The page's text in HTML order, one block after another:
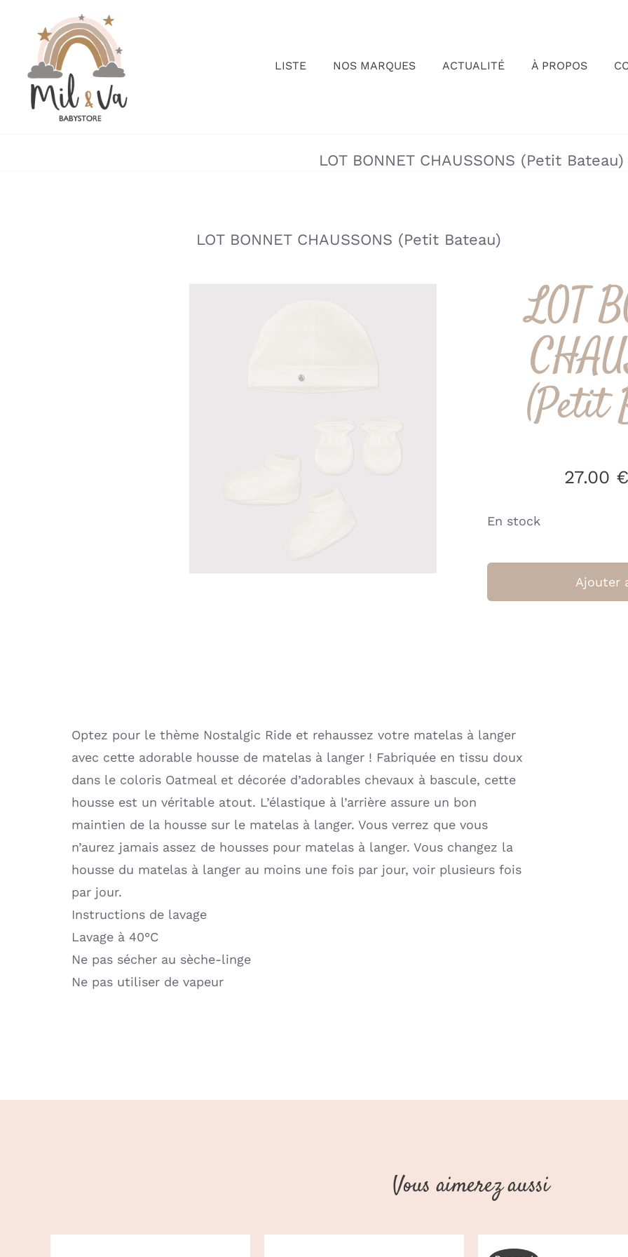
contenu
LISTE NOS MARQUES ACTUALITÉ À PROPOS
LOT BONNET CHAUSSONS (Petit Bateau)
LOT BONNET CHAUSSONS (Petit Bateau)
LOT
(Petit
27.00 €
En stock
Ajouter
Optez pour le thème Nostalgic Ride et rehaussez votre matelas à langer
avec cette adorable housse de matelas à langer ! Fabriquée en tissu doux
dans le coloris Oatmeal et décorée d’adorables chevaux à bascule, cette
housse est un véritable atout. L’élastique à l’arrière assure un bon
maintien de la housse sur le matelas à langer. Vous verrez que vous
n’aurez jamais assez de housses pour matelas à langer. Vous changez la
housse du matelas à langer au moins une fois par jour, voir plusieurs fois
par jour.
Instructions de lavage
Lavage à 40°C
Ne pas sécher au sèche-linge
Ne pas utiliser de vapeur
Vous aimerez aussi